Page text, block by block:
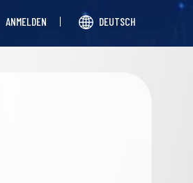
ANMELDEN DEUTSCH